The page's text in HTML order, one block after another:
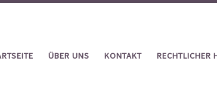
ÜBER UNS KONTAKT RECHTLICHER